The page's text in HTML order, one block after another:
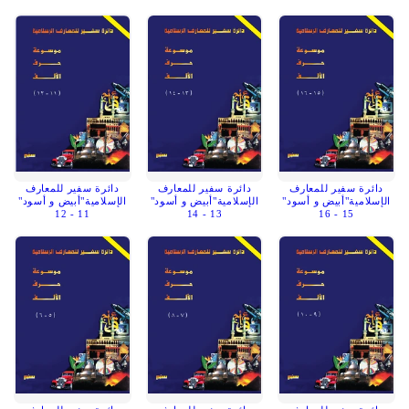
دائرة سفير للمعارف
الإسلامية"أبيض و أسود"
15 - 16
دائرة سفير للمعارف
الإسلامية"أبيض و أسود"
13 - 14
دائرة سفير للمعارف
الإسلامية"أبيض و أسود"
11 - 12